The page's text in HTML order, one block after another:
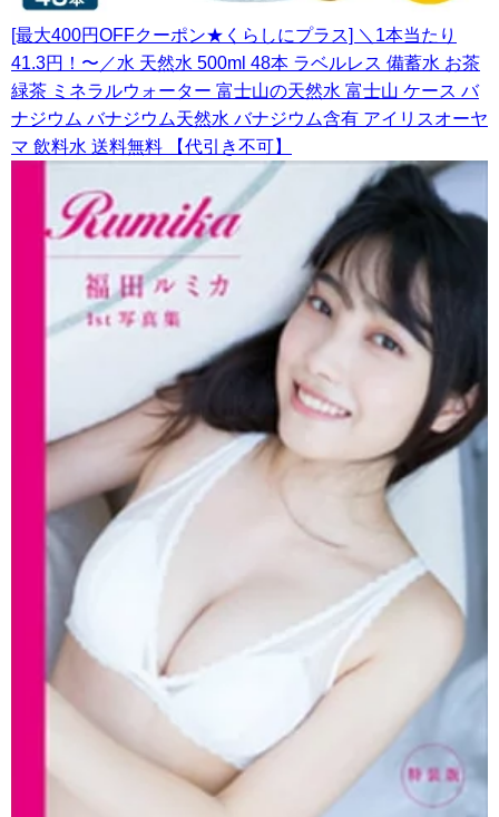
[最大400円OFFクーポン★くらしにプラス] ＼1本当たり
41.3円！〜／水 天然水 500ml 48本 ラベルレス 備蓄水 お茶
緑茶 ミネラルウォーター 富士山の天然水 富士山 ケース バ
ナジウム バナジウム天然水 バナジウム含有 アイリスオーヤ
マ 飲料水 送料無料 【代引き不可】